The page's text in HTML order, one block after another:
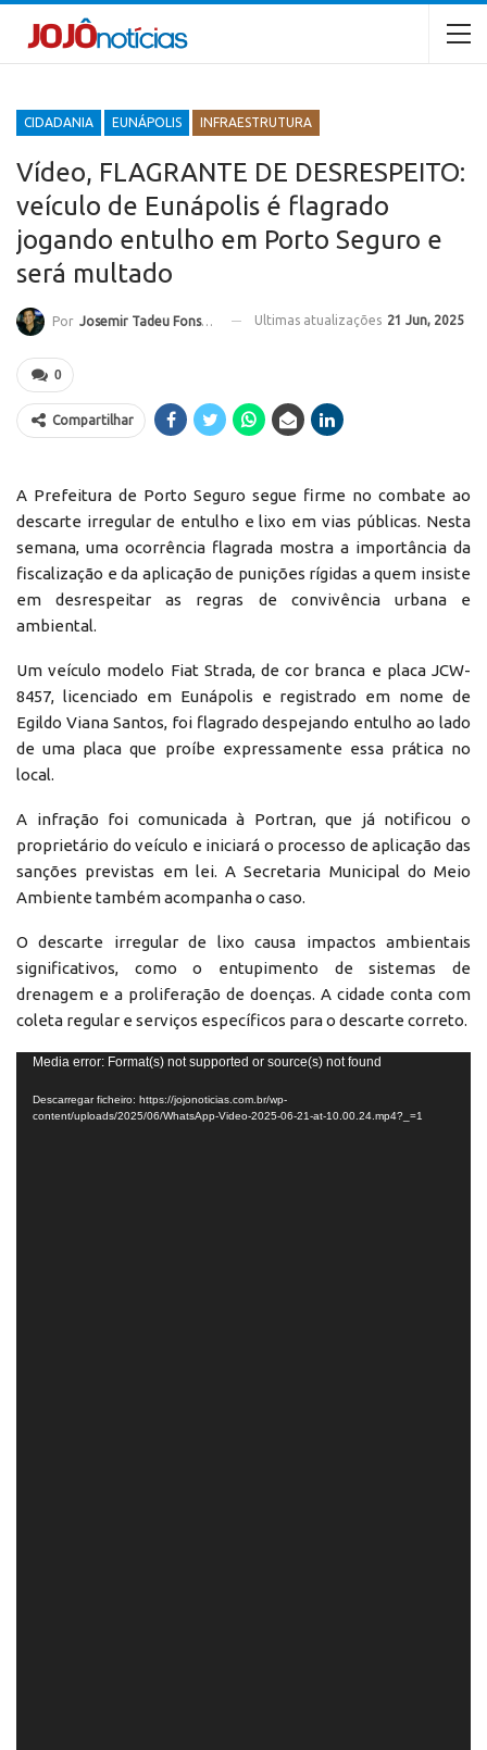
CIDADANIA EUNÁPOLIS INFRAESTRUTURA
Vídeo, FLAGRANTE DE DESRESPEITO:
veículo de Eunápolis é flagrado
jogando entulho em Porto Seguro e
será multado
Por Josemir Tadeu Fonseca Ultimas atualizações 21 Jun, 2025
0
Compartilhar
A Prefeitura de Porto Seguro segue firme no combate ao
descarte irregular de entulho e lixo em vias públicas. Nesta
semana, uma ocorrência flagrada mostra a importância da
fiscalização e da aplicação de punições rígidas a quem insiste
em desrespeitar as regras de convivência urbana e
ambiental.
Um veículo modelo Fiat Strada, de cor branca e placa JCW-
8457, licenciado em Eunápolis e registrado em nome de
Egildo Viana Santos, foi flagrado despejando entulho ao lado
de uma placa que proíbe expressamente essa prática no
local.
A infração foi comunicada à Portran, que já notificou o
proprietário do veículo e iniciará o processo de aplicação das
sanções previstas em lei. A Secretaria Municipal do Meio
Ambiente também acompanha o caso.
O descarte irregular de lixo causa impactos ambientais
significativos, como o entupimento de sistemas de
drenagem e a proliferação de doenças. A cidade conta com
coleta regular e serviços específicos para o descarte correto.
Reprodutor
vídeo
Media error: Format(s) not supported or source(s) not found
Descarregar ficheiro: https://jojonoticias.com.br/wp-
content/uploads/2025/06/WhatsApp-Video-2025-06-21-at-10.00.24.mp4?_=1